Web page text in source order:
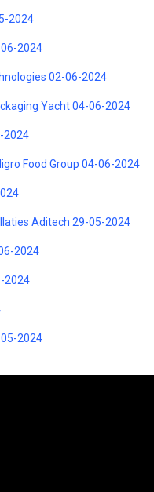
2024
2024
02-06-2024
Yacht 04-06-2024
2024
Food Group 04-06-2024
Aditech 29-05-2024
2024
2024
2024